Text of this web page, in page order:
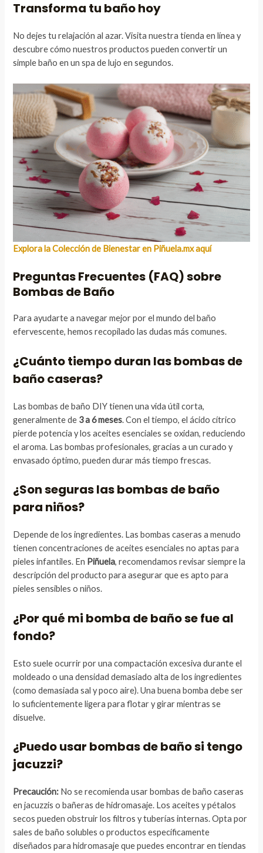
Transforma tu baño hoy
No dejes tu relajación al azar. Visita nuestra tienda en línea y
descubre cómo nuestros productos pueden convertir un
simple baño en un spa de lujo en segundos.
Explora la Colección de Bienestar en Piñuela.mx aquí
Preguntas Frecuentes (FAQ) sobre
Bombas de Baño
Para ayudarte a navegar mejor por el mundo del baño
efervescente, hemos recopilado las dudas más comunes.
¿Cuánto tiempo duran las bombas de
baño caseras?
Las bombas de baño DIY tienen una vida útil corta,
generalmente de 3 a 6 meses. Con el tiempo, el ácido cítrico
pierde potencia y los aceites esenciales se oxidan, reduciendo
el aroma. Las bombas profesionales, gracias a un curado y
envasado óptimo, pueden durar más tiempo frescas.
¿Son seguras las bombas de baño
para niños?
Depende de los ingredientes. Las bombas caseras a menudo
tienen concentraciones de aceites esenciales no aptas para
pieles infantiles. En Piñuela, recomendamos revisar siempre la
descripción del producto para asegurar que es apto para
pieles sensibles o niños.
¿Por qué mi bomba de baño se fue al
fondo?
Esto suele ocurrir por una compactación excesiva durante el
moldeado o una densidad demasiado alta de los ingredientes
(como demasiada sal y poco aire). Una buena bomba debe ser
lo suficientemente ligera para flotar y girar mientras se
disuelve.
¿Puedo usar bombas de baño si tengo
jacuzzi?
Precaución: No se recomienda usar bombas de baño caseras
en jacuzzis o bañeras de hidromasaje. Los aceites y pétalos
secos pueden obstruir los filtros y tuberías internas. Opta por
sales de baño solubles o productos específicamente
diseñados para hidromasaje que puedes encontrar en tiendas